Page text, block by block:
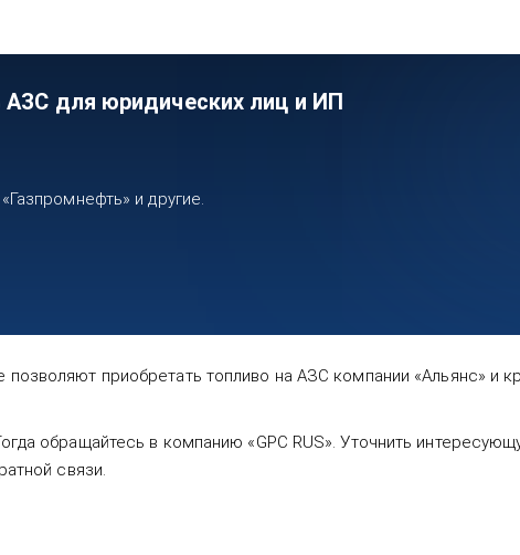
для юридических лиц и ИП
и другие.
приобретать топливо на АЗС компании «Альянс» и
обращайтесь в компанию «GPC RUS». Уточнить
связи.